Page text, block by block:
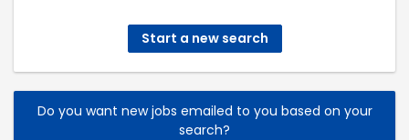
Start a new search
Do you want new jobs emailed to you based on your
search?